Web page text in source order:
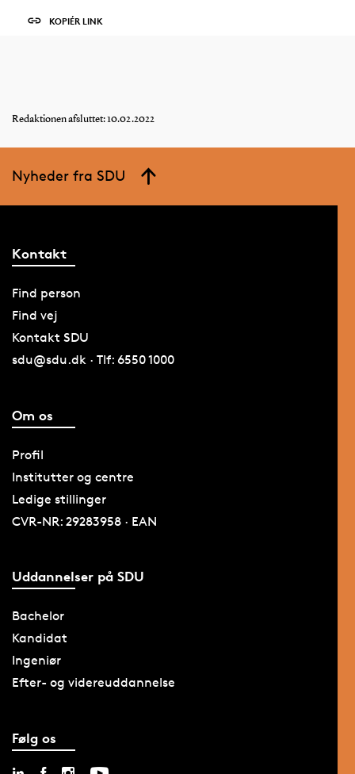
KOPIÉR LINK
Redaktionen afsluttet: 10.02.2022
Nyheder fra SDU
Kontakt
Find person
Find vej
Kontakt SDU
sdu@sdu.dk · Tlf: 6550 1000
Om os
Profil
Institutter og centre
Ledige stillinger
CVR-NR: 29283958 · EAN
Uddannelser på SDU
Bachelor
Kandidat
Ingeniør
Efter- og videreuddannelse
Følg os